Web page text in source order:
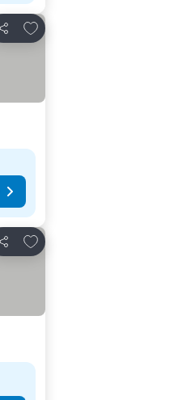
Κοινοποίηση
Προσθήκη στα αγαπημένα
Κοινοποίηση
Προσθήκη στα αγαπημένα